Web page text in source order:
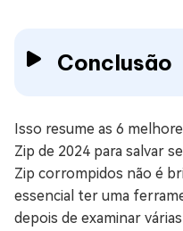
Conclusão
Isso resume as 6
Zip de 2024 para salvar
Zip corrompidos não é
essencial ter uma
depois de examinar